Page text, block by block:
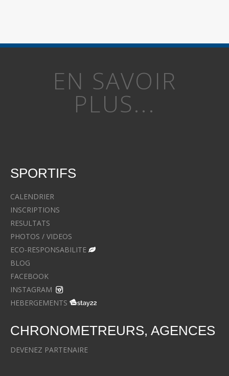
EN SAVOIR
PLUS...
SPORTIFS
CALENDRIER
INSCRIPTIONS
RESULTATS
PHOTOS / VIDEOS
ECO-RESPONSABILITE
BLOG
FACEBOOK
INSTAGRAM
HEBERGEMENTS
CHRONOMETREURS, AGENCES
DEVENEZ PARTENAIRE